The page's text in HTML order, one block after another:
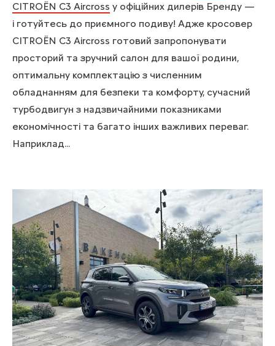
CITROЁN C3 Aircross у офіційних дилерів Бренду —
і готуйтесь до приємного подиву! Адже кросовер
CITROЁN C3 Aircross готовий запропонувати
просторий та зручний салон для вашої родини,
оптимальну комплектацію з численним
обладнанням для безпеки та комфорту, сучасний
турбодвигун з надзвичайними показниками
економічності та багато інших важливих переваг.
Наприклад...